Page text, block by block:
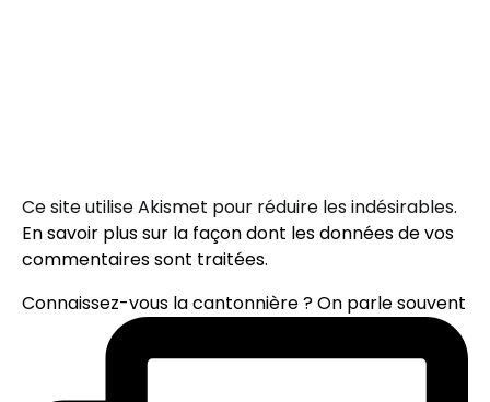
Ce site utilise Akismet pour réduire les indésirables.
En savoir plus sur la façon dont les données de vos
commentaires sont traitées.
Connaissez-vous la cantonnière ? On parle souvent